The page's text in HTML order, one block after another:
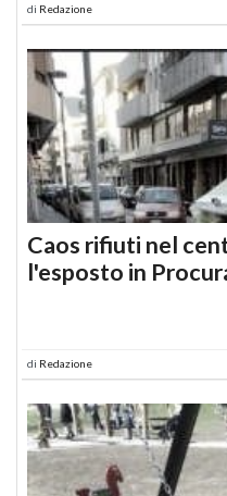
di Redazione
Caos rifiuti nel
l'esposto in
di Redazione